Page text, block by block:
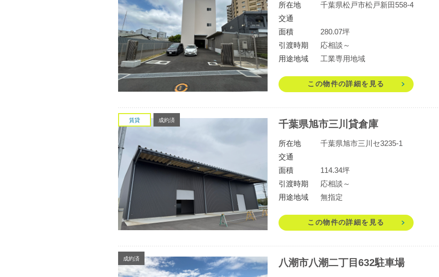
所在地
千葉県松戸市松戸新田558-4
交通
面積
280.07坪
引渡時期
応相談～
用途地域
工業専用地域
この物件の詳細を見る
賃貸 成約済 千葉県旭市三川貸倉庫
所在地
千葉県旭市三川セ3235-1
交通
面積
114.34坪
引渡時期
応相談～
用途地域
無指定
この物件の詳細を見る
成約済 八潮市八潮二丁目632駐車場